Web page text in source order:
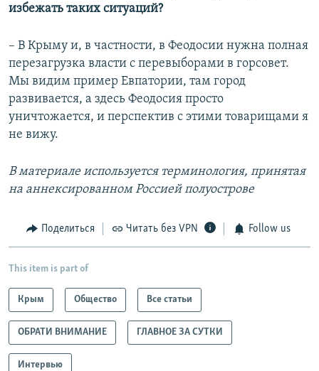
избежать таких ситуаций?
– В Крыму и, в частности, в Феодосии нужна полная
перезагрузка власти с перевыборами в горсовет.
Мы видим пример Евпатории, там город
развивается, а здесь Феодосия просто
уничтожается, и перспектив с этими товарищами я
не вижу.
В материале используется терминология, принятая
на аннексированном Россией полуострове
Поделиться Читать без VPN Follow us
This item is part of
Крым Общество Все статьи
ОБРАТИ ВНИМАНИЕ ГЛАВНОЕ ЗА СУТКИ
Интервью